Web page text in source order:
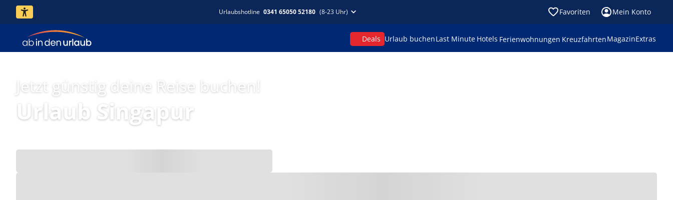
Urlaubshotline 0341 65050 52180 (8-23 Uhr) Favoriten Mein Konto
Deals Urlaub buchenLast Minute Hotels Ferienwohnungen KreuzfahrtenMagazinExtras
Jetzt günstig deine Reise buchen!
Urlaub Singapur